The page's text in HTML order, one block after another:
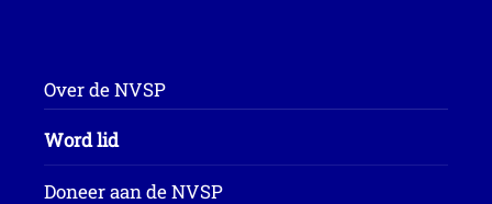
Over de NVSP
Word lid
Doneer aan de NVSP